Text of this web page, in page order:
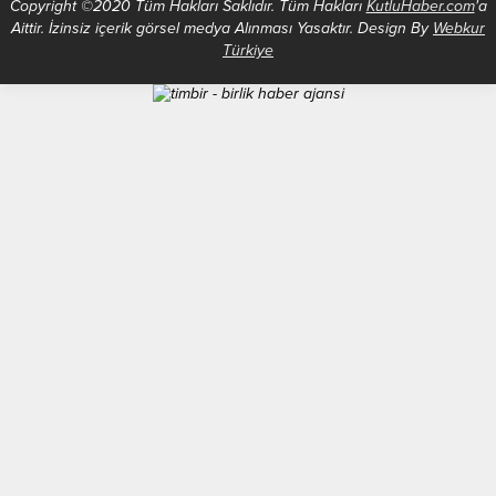
Copyright ©2020 Tüm Hakları Saklıdır. Tüm Hakları KutluHaber.com'a
Aittir. İzinsiz içerik görsel medya Alınması Yasaktır. Design By Webkur
Türkiye